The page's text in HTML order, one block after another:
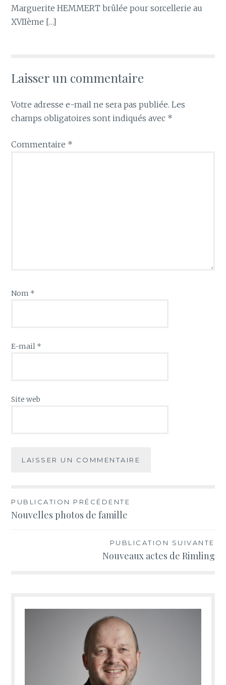
Marguerite HEMMERT brûlée pour sorcellerie au
XVIIème […]
Laisser un commentaire
Votre adresse e-mail ne sera pas publiée. Les
champs obligatoires sont indiqués avec *
Commentaire *
Nom *
E-mail *
Site web
Navigation
de
PUBLICATION PRÉCÉDENTE
Nouvelles photos de famille
PUBLICATION SUIVANTE
Nouveaux actes de Rimling